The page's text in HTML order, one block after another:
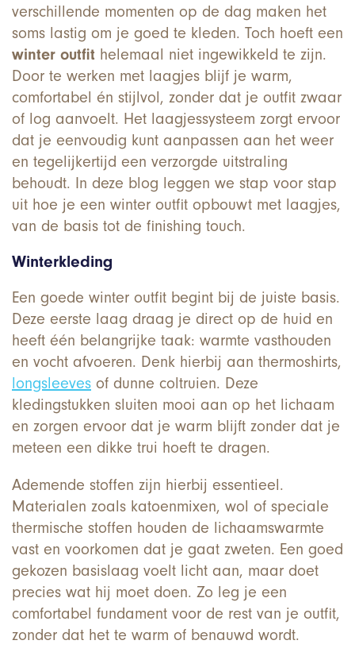
verschillende momenten op de dag maken het
soms lastig om je goed te kleden. Toch hoeft een
winter outfit helemaal niet ingewikkeld te zijn.
Door te werken met laagjes blijf je warm,
comfortabel én stijlvol, zonder dat je outfit zwaar
of log aanvoelt. Het laagjessysteem zorgt ervoor
dat je eenvoudig kunt aanpassen aan het weer
en tegelijkertijd een verzorgde uitstraling
behoudt. In deze blog leggen we stap voor stap
uit hoe je een winter outfit opbouwt met laagjes,
van de basis tot de finishing touch.
Winterkleding
Een goede winter outfit begint bij de juiste basis.
Deze eerste laag draag je direct op de huid en
heeft één belangrijke taak: warmte vasthouden
en vocht afvoeren. Denk hierbij aan thermoshirts,
longsleeves of dunne coltruien. Deze
kledingstukken sluiten mooi aan op het lichaam
en zorgen ervoor dat je warm blijft zonder dat je
meteen een dikke trui hoeft te dragen.
Ademende stoffen zijn hierbij essentieel.
Materialen zoals katoenmixen, wol of speciale
thermische stoffen houden de lichaamswarmte
vast en voorkomen dat je gaat zweten. Een goed
gekozen basislaag voelt licht aan, maar doet
precies wat hij moet doen. Zo leg je een
comfortabel fundament voor de rest van je outfit,
zonder dat het te warm of benauwd wordt.